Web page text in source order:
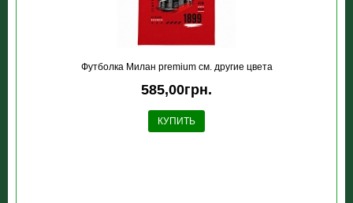
Футболка Милан premium см. другие цвета
585,00грн.
КУПИТЬ